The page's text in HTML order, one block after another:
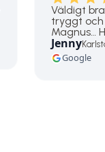
Väldigt
tryggt
Magnus…
Jenny
Google